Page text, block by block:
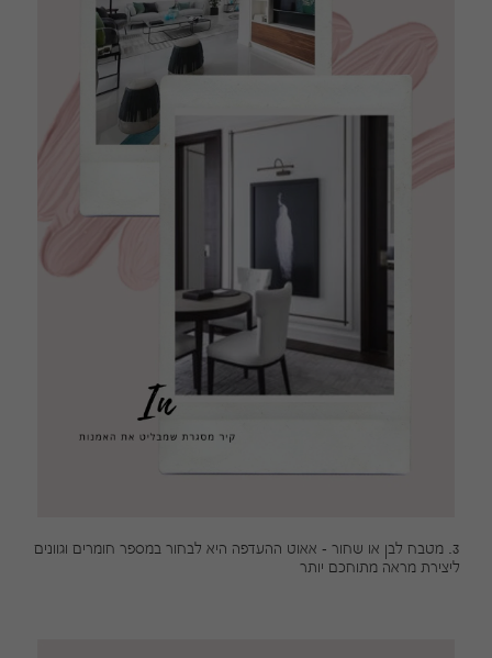
3. מטבח לבן או שחור - אאוט ההעדפה היא לבחור במספר חומרים וגוונים
ליצירת מראה מתוחכם יותר